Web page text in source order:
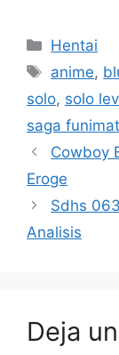
Categorías
Hentai
Etiquetas
anime,
solo, solo
saga
Cowboy
Eroge
Sdhs
Analisis
Deja